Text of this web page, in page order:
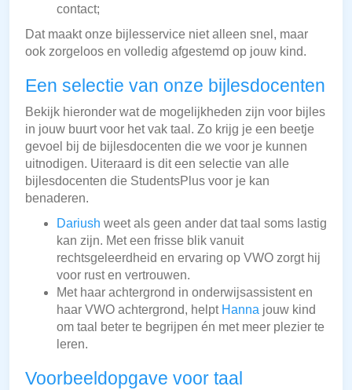
contact;
Dat maakt onze bijlesservice niet alleen snel, maar
ook zorgeloos en volledig afgestemd op jouw kind.
Een selectie van onze bijlesdocenten
Bekijk hieronder wat de mogelijkheden zijn voor bijles
in jouw buurt voor het vak taal. Zo krijg je een beetje
gevoel bij de bijlesdocenten die we voor je kunnen
uitnodigen. Uiteraard is dit een selectie van alle
bijlesdocenten die StudentsPlus voor je kan
benaderen.
Dariush weet als geen ander dat taal soms lastig
kan zijn. Met een frisse blik vanuit
rechtsgeleerdheid en ervaring op VWO zorgt hij
voor rust en vertrouwen.
Met haar achtergrond in onderwijsassistent en
haar VWO achtergrond, helpt Hanna jouw kind
om taal beter te begrijpen én met meer plezier te
leren.
Voorbeeldopgave voor taal